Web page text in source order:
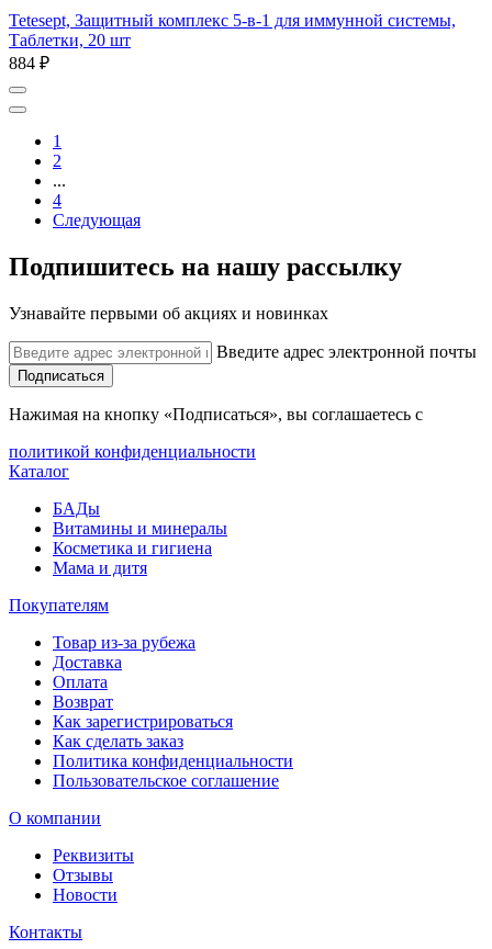
Tetesept, Защитный комплекс 5-в-1 для иммунной системы,
Таблетки, 20 шт
884 ₽
1
2
...
4
Следующая
Подпишитесь на нашу рассылку
Узнавайте первыми об акциях и новинках
Введите адрес электронной почты
Подписаться
Нажимая на кнопку «Подписаться», вы соглашаетесь с
политикой конфиденциальности
Каталог
БАДы
Витамины и минералы
Косметика и гигиена
Мама и дитя
Покупателям
Товар из-за рубежа
Доставка
Оплата
Возврат
Как зарегистрироваться
Как сделать заказ
Политика конфиденциальности
Пользовательское соглашение
О компании
Реквизиты
Отзывы
Новости
Контакты